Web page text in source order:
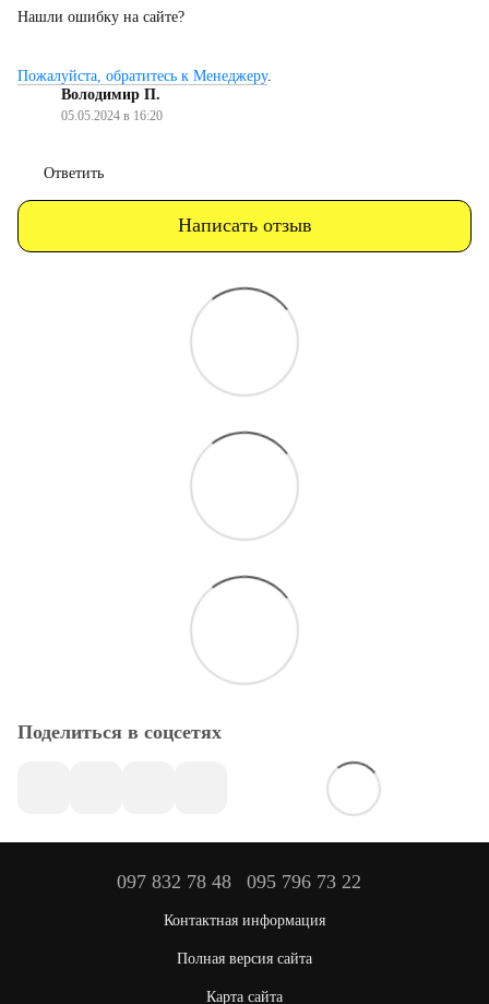
Нашли ошибку на сайте?
Пожалуйста, обратитесь к Менеджеру.
Володимир П.
05.05.2024 в 16:20
Ответить
Написать отзыв
Поделиться в соцсетях
097 832 78 48 095 796 73 22
Контактная информация
Полная версия сайта
Карта сайта